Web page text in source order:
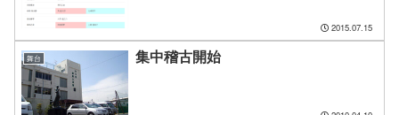
2015.07.15
舞台 集中稽古開始